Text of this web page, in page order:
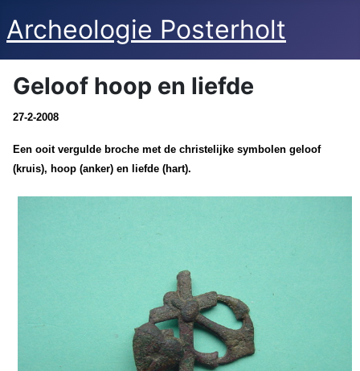
Archeologie Posterholt
Geloof hoop en liefde
27-2-2008
Een ooit vergulde broche met de christelijke symbolen geloof
(kruis), hoop (anker) en liefde (hart).